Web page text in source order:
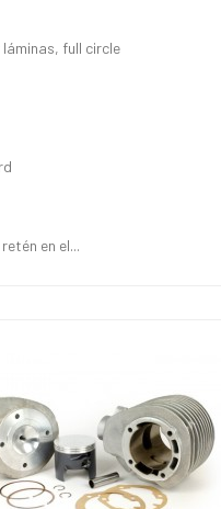
full circle
en el...